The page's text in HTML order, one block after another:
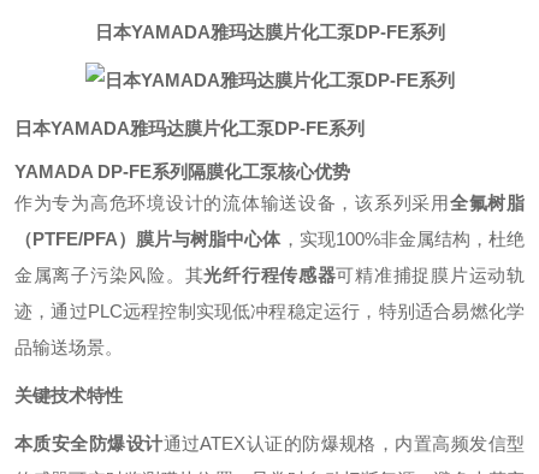
日本YAMADA雅玛达膜片化工泵DP-FE系列
日本YAMADA雅玛达膜片化工泵DP-FE系列
YAMADA DP-FE系列隔膜化工泵核心优势
作为专为高危环境设计的流体输送设备，该系列采用全氟树脂
（PTFE/PFA）膜片与树脂中心体，实现100%非金属结构，杜绝
金属离子污染风险。其光纤行程传感器可精准捕捉膜片运动轨
迹，通过PLC远程控制实现低冲程稳定运行，特别适合易燃化学
品输送场景。
关键技术特性
本质安全防爆设计通过ATEX认证的防爆规格，内置高频发信型